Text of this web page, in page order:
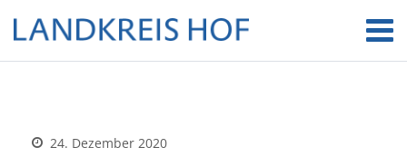
24. Dezember 2020